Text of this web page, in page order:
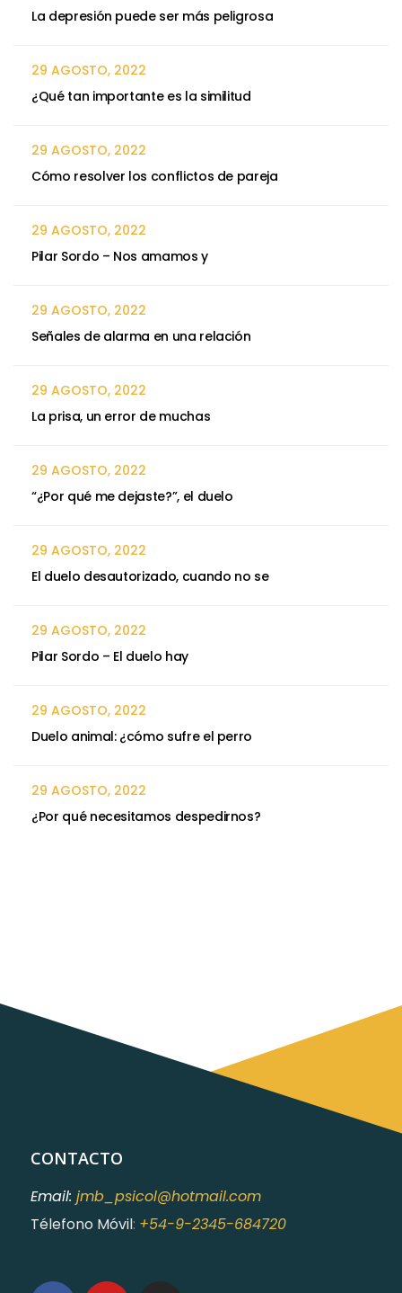
La depresión puede ser más peligrosa
29 AGOSTO, 2022
¿Qué tan importante es la similitud
29 AGOSTO, 2022
Cómo resolver los conflictos de pareja
29 AGOSTO, 2022
Pilar Sordo – Nos amamos y
29 AGOSTO, 2022
Señales de alarma en una relación
29 AGOSTO, 2022
La prisa, un error de muchas
29 AGOSTO, 2022
“¿Por qué me dejaste?”, el duelo
29 AGOSTO, 2022
El duelo desautorizado, cuando no se
29 AGOSTO, 2022
Pilar Sordo – El duelo hay
29 AGOSTO, 2022
Duelo animal: ¿cómo sufre el perro
29 AGOSTO, 2022
¿Por qué necesitamos despedirnos?
CONTACTO
Email: jmb_psicol@hotmail.com
Télefono Móvil: +54-9-2345-684720